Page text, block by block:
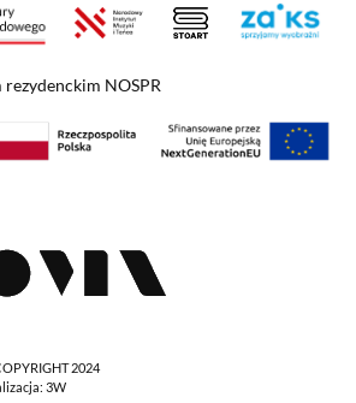
2024
3W
rezydenckim NOSPR